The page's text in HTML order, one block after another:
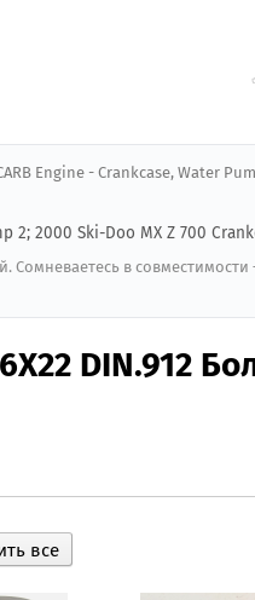
Engine - Crankcase, Water
2; 2000 Ski-Doo MX Z 700
в
DIN.912